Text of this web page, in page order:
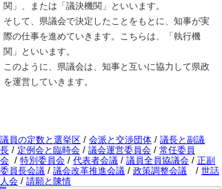
関」、または「議決機関」といいます。
そして、県議会で決定したことをもとに、知事が実
際の仕事を進めていきます。こちらは、「執行機
関」といいます。
このように、県議会は、知事と互いに協力して県政
を運営していきます。
議員の定数と選挙区 / 会派と交渉団体 / 議長と副議
長 / 定例会と臨時会 / 議会運営委員会 / 常任委員
会 / 特別委員会 / 代表者会議 / 議員全員協議会 / 正副
委員長会議 / 議会改革推進会議 / 政策調整会議 / 世話
人会 / 請願と陳情